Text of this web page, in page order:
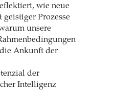
wie neue
Prozesse
unsere
Ankunft der
der
Intelligenz